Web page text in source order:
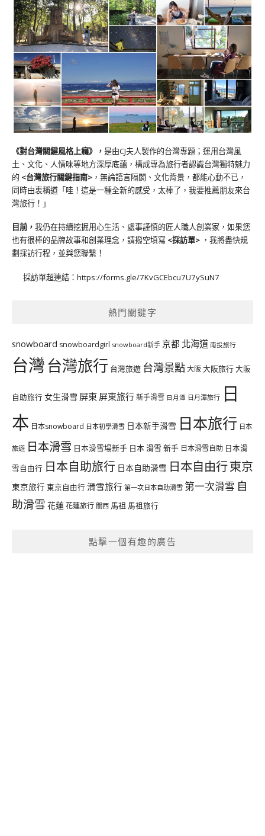
《對台灣關鍵風格上癮》 ， 是由CJ夫人製作的台灣專題；運用台灣風
土、文化、人情味等地方深厚底蘊，構成專為旅行者認識台灣獨特魅力
的 <台灣旅行關鍵指南> ，無論語言隔閡、文化背景，都能心動不已，
同時由衷稱道「哇！這是一種全新的感受，太棒了，我要推薦朋友來台
灣旅行！」
目前， 我仍在持續挖掘用心生活、處事謹慎的匠人職人創業家，如果您
也有很棒的品牌故事和創業理念，請撥空填寫 <採訪單> ，我將盡快規
劃採訪行程，並與您聯繫！
採訪單超連結： https://forms.gle/7KvGCEbcu7U7ySuN7
熱門關鍵字
snowboard snowboardgirl snowboard新手 京都 北海道 南投旅行
台灣台灣旅行 台灣旅遊 台灣景點大阪大阪旅行大阪
自助旅行 女生滑雪 屏東 屏東旅行新手滑雪 日月潭 日月潭旅行 日
本 日本snowboard 日本初學滑雪 日本新手滑雪 日本旅行 日本
旅遊 日本滑雪 日本滑雪場新手 日本 滑雪 新手 日本滑雪自助 日本滑
雪自由行 日本自助旅行 日本自助滑雪 日本自由行東京
東京旅行 東京自由行 滑雪旅行 第一次日本自助滑雪 第一次滑雪 自
助滑雪 花蓮花蓮旅行 關西 馬祖 馬祖旅行
點擊一個有趣的廣告